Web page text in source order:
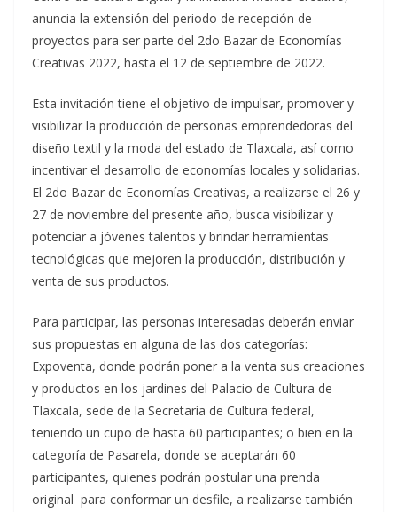
anuncia la extensión del periodo de recepción de
proyectos para ser parte del 2do Bazar de Economías
Creativas 2022, hasta el 12 de septiembre de 2022.
Esta invitación tiene el objetivo de impulsar, promover y
visibilizar la producción de personas emprendedoras del
diseño textil y la moda del estado de Tlaxcala, así como
incentivar el desarrollo de economías locales y solidarias.
El 2do Bazar de Economías Creativas, a realizarse el 26 y
27 de noviembre del presente año, busca visibilizar y
potenciar a jóvenes talentos y brindar herramientas
tecnológicas que mejoren la producción, distribución y
venta de sus productos.
Para participar, las personas interesadas deberán enviar
sus propuestas en alguna de las dos categorías:
Expoventa, donde podrán poner a la venta sus creaciones
y productos en los jardines del Palacio de Cultura de
Tlaxcala, sede de la Secretaría de Cultura federal,
teniendo un cupo de hasta 60 participantes; o bien en la
categoría de Pasarela, donde se aceptarán 60
participantes, quienes podrán postular una prenda
original para conformar un desfile, a realizarse también